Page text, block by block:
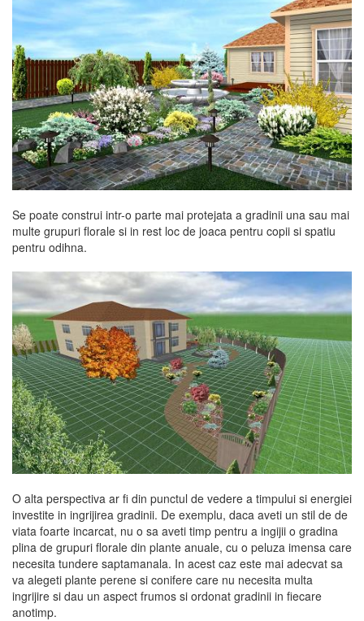
Se poate construi intr-o parte mai protejata a gradinii una sau mai
multe grupuri florale si in rest loc de joaca pentru copii si spatiu
pentru odihna.
O alta perspectiva ar fi din punctul de vedere a timpului si energiei
investite in ingrijirea gradinii. De exemplu, daca aveti un stil de de
viata foarte incarcat, nu o sa aveti timp pentru a ingijii o gradina
plina de grupuri florale din plante anuale, cu o peluza imensa care
necesita tundere saptamanala. In acest caz este mai adecvat sa
va alegeti plante perene si conifere care nu necesita multa
ingrijire si dau un aspect frumos si ordonat gradinii in fiecare
anotimp.